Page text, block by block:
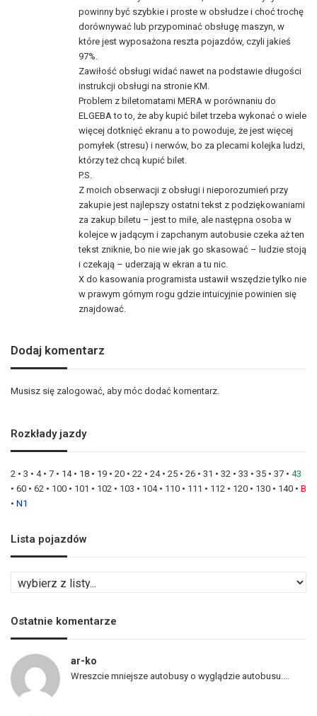
powinny być szybkie i proste w obsłudze i choć trochę
dorównywać lub przypominać obsługę maszyn, w
które jest wyposażona reszta pojazdów, czyli jakieś
97%.
Zawiłość obsługi widać nawet na podstawie długości
instrukcji obsługi na stronie KM.
Problem z biletomatami MERA w porównaniu do
ELGEBA to to, że aby kupić bilet trzeba wykonać o wiele
więcej dotknięć ekranu a to powoduje, że jest więcej
pomyłek (stresu) i nerwów, bo za plecami kolejka ludzi,
którzy też chcą kupić bilet.
P.S.
Z moich obserwacji z obsługi i nieporozumień przy
zakupie jest najlepszy ostatni tekst z podziękowaniami
za zakup biletu – jest to miłe, ale następna osoba w
kolejce w jadącym i zapchanym autobusie czeka aż ten
tekst zniknie, bo nie wie jak go skasować – ludzie stoją
i czekają – uderzają w ekran a tu nic.
X do kasowania programista ustawił wszędzie tylko nie
w prawym górnym rogu gdzie intuicyjnie powinien się
znajdować.
Dodaj komentarz
Musisz się zalogować, aby móc dodać komentarz.
Rozkłady jazdy
2 • 3 • 4• 7 • 14• 18 • 19 • 20 • 22 • 24• 25 • 26 • 31 • 32 • 33 • 35 • 37 • 43
• 60 • 62 • 100 • 101 • 102 • 103 • 104• 110 • 111 • 112 • 120 • 130 • 140 • B
• N1
Lista pojazdów
i
t
a
o
j
Ostatnie komentarze
ar-ko
Wreszcie mniejsze autobusy o wyglądzie autobusu....